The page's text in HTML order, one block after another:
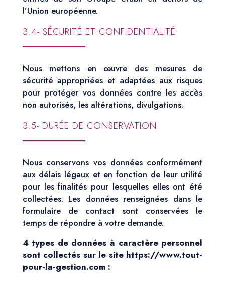
l’Union européenne.
3.4- SÉCURITÉ ET CONFIDENTIALITÉ
Nous mettons en œuvre des mesures de
sécurité appropriées et adaptées aux risques
pour protéger vos données contre les accès
non autorisés, les altérations, divulgations.
3.5- DURÉE DE CONSERVATION
Nous conservons vos données conformément
aux délais légaux et en fonction de leur utilité
pour les finalités pour lesquelles elles ont été
collectées. Les données renseignées dans le
formulaire de contact sont conservées le
temps de répondre à votre demande.
4 types de données à caractère personnel
sont collectés sur le site https://www.tout-
pour-la-gestion.com :